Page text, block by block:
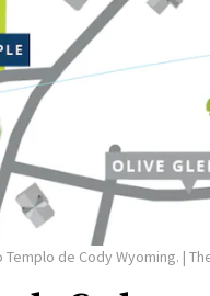
de Cody Wyoming. |